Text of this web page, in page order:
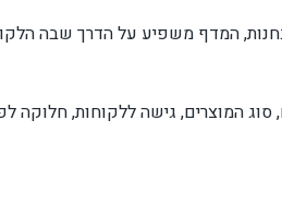
המדף משפיע על הדרך שבה
המוצרים, גישה ללקוחות, חלוקה